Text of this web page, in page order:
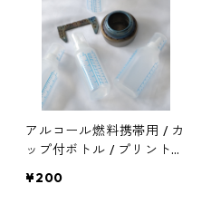
アルコール燃料携帯用 / カ
ップ付ボトル / プリント目
¥200